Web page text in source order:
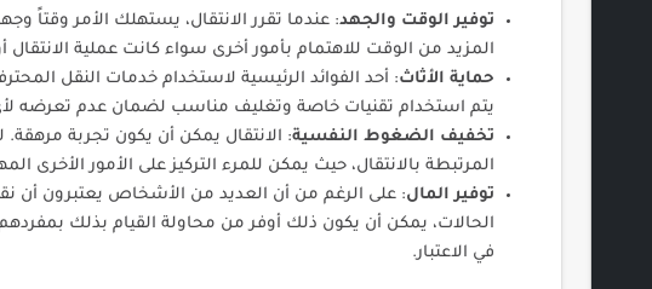
توفير الوقت والجهد: عندما تقرر الانتقال، يستهلك الأمر وقتاً
المزيد من الوقت للاهتمام بأمور أخرى سواء كانت عملية الانتقال
حماية الأثاث: أحد الفوائد الرئيسية لاستخدام خدمات النقل
يتم استخدام تقنيات خاصة وتغليف مناسب لضمان عدم تعرضه
تخفيف الضغوط النفسية: الانتقال يمكن أن يكون تجربة
المرتبطة بالانتقال، حيث يمكن للمرء التركيز على الأمور الأخرى
توفير المال: على الرغم من أن العديد من الأشخاص يعتبرون أن
الحالات، يمكن أن يكون ذلك أوفر من محاولة القيام بذلك
في الاعتبار.